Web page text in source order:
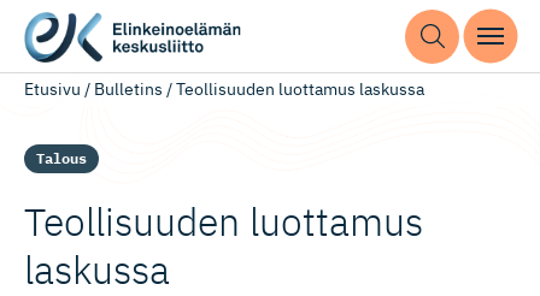
Etusivu / Bulletins /Teollisuuden luottamus laskussa
Talous
Teollisuuden luottamus
laskussa